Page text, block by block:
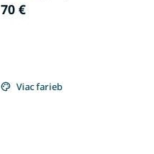
70 €
Viac farieb